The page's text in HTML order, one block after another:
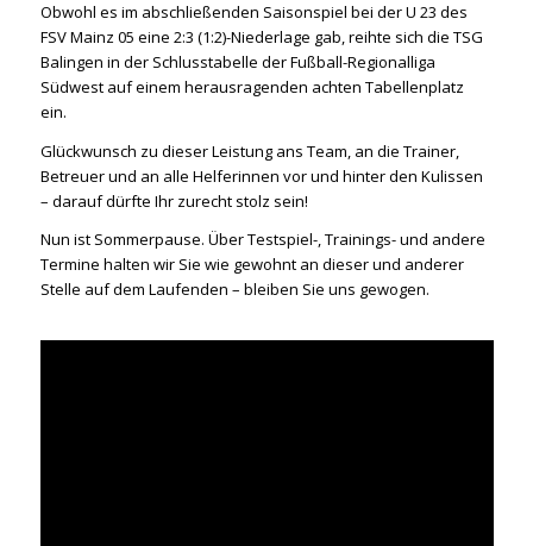
Obwohl es im abschließenden Saisonspiel bei der U 23 des
FSV Mainz 05 eine 2:3 (1:2)-Niederlage gab, reihte sich die TSG
Balingen in der Schlusstabelle der Fußball-Regionalliga
Südwest auf einem herausragenden achten Tabellenplatz
ein.
Glückwunsch zu dieser Leistung ans Team, an die Trainer,
Betreuer und an alle Helferinnen vor und hinter den Kulissen
– darauf dürfte Ihr zurecht stolz sein!
Nun ist Sommerpause. Über Testspiel-, Trainings- und andere
Termine halten wir Sie wie gewohnt an dieser und anderer
Stelle auf dem Laufenden – bleiben Sie uns gewogen.